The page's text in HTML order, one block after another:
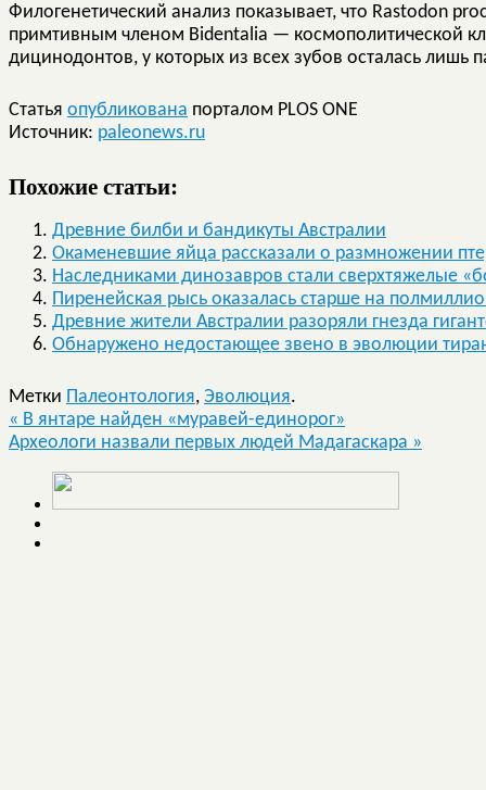
Филогенетический анализ показывает, что Rastodon
примтивным членом Bidentalia — космополитической
дицинодонтов, у которых из всех зубов осталась лишь
Статья опубликована порталом PLOS ONE
Источник: paleonews.ru
Похожие статьи:
Древние билби и бандикуты Австралии
Окаменевшие яйца рассказали о размножении
Наследниками динозавров стали сверхтяжелые
Пиренейская рысь оказалась старше на
Древние жители Австралии разоряли гнезда
Обнаружено недостающее звено в эволюции
Метки Палеонтология, Эволюция.
« В янтаре найден «муравей-единорог»
Археологи назвали первых людей Мадагаскара »